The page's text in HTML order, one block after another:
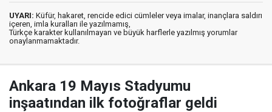
UYARI: Küfür, hakaret, rencide edici cümleler veya imalar, inançlara saldırı
içeren, imla kuralları ile yazılmamış,
Türkçe karakter kullanılmayan ve büyük harflerle yazılmış yorumlar
onaylanmamaktadır.
Ankara 19 Mayıs Stadyumu
inşaatından ilk fotoğraflar geldi